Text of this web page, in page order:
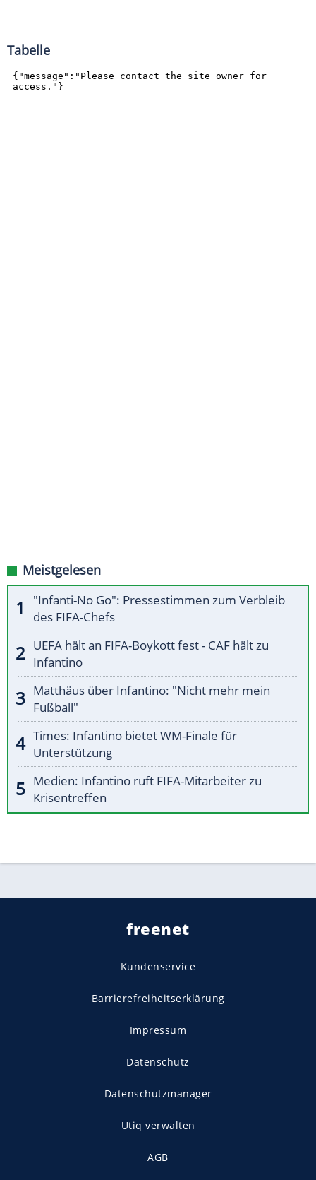
Tabelle
Meistgelesen
"Infanti-No Go": Pressestimmen zum Verbleib
des FIFA-Chefs
UEFA hält an FIFA-Boykott fest - CAF hält zu
Infantino
Matthäus über Infantino: "Nicht mehr mein
Fußball"
Times: Infantino bietet WM-Finale für
Unterstützung
Medien: Infantino ruft FIFA-Mitarbeiter zu
Krisentreffen
freenet
Kundenservice
Barrierefreiheitserklärung
Impressum
Datenschutz
Datenschutzmanager
Utiq verwalten
AGB